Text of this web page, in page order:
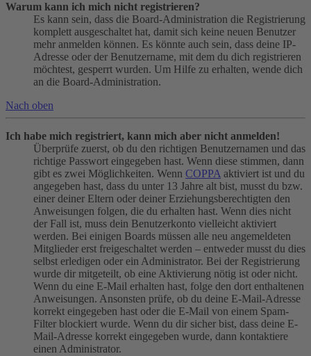
Warum kann ich mich nicht registrieren?
Es kann sein, dass die Board-Administration die Registrierung
komplett ausgeschaltet hat, damit sich keine neuen Benutzer
mehr anmelden können. Es könnte auch sein, dass deine IP-
Adresse oder der Benutzername, mit dem du dich registrieren
möchtest, gesperrt wurden. Um Hilfe zu erhalten, wende dich
an die Board-Administration.
Nach oben
Ich habe mich registriert, kann mich aber nicht anmelden!
Überprüfe zuerst, ob du den richtigen Benutzernamen und das
richtige Passwort eingegeben hast. Wenn diese stimmen, dann
gibt es zwei Möglichkeiten. Wenn COPPA aktiviert ist und du
angegeben hast, dass du unter 13 Jahre alt bist, musst du bzw.
einer deiner Eltern oder deiner Erziehungsberechtigten den
Anweisungen folgen, die du erhalten hast. Wenn dies nicht
der Fall ist, muss dein Benutzerkonto vielleicht aktiviert
werden. Bei einigen Boards müssen alle neu angemeldeten
Mitglieder erst freigeschaltet werden – entweder musst du dies
selbst erledigen oder ein Administrator. Bei der Registrierung
wurde dir mitgeteilt, ob eine Aktivierung nötig ist oder nicht.
Wenn du eine E-Mail erhalten hast, folge den dort enthaltenen
Anweisungen. Ansonsten prüfe, ob du deine E-Mail-Adresse
korrekt eingegeben hast oder die E-Mail von einem Spam-
Filter blockiert wurde. Wenn du dir sicher bist, dass deine E-
Mail-Adresse korrekt eingegeben wurde, dann kontaktiere
einen Administrator.